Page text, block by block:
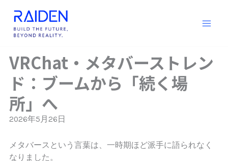
VRChat・メタバーストレン
ド：ブームから「続く場
所」へ
2026年5月26日
メタバースという言葉は、一時期ほど派手に語られなく
なりました。